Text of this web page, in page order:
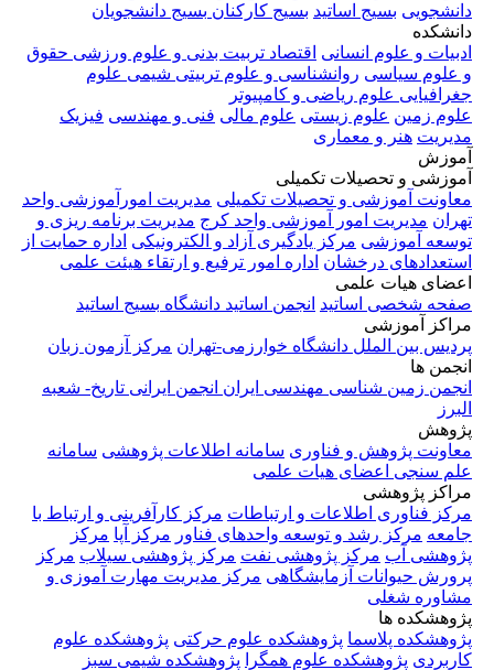
دانشجویی بسیج اساتید بسیج کارکنان بسیج دانشجویان
دانشکده
ادبیات و علوم انسانی اقتصاد تربیت بدنی و علوم ورزشی حقوق
و علوم سیاسی روانشناسی و علوم تربیتی شیمی علوم
جغرافیایی علوم ریاضی و کامپیوتر
علوم زمین علوم زیستی علوم مالی فنی و مهندسی فیزیک
مدیریت هنر و معماری
آموزش
آموزشی و تحصیلات تکمیلی
معاونت آموزشی و تحصیلات تکمیلی مدیریت امورآموزشی واحد
تهران مدیریت امور آموزشی واحد کرج مدیریت برنامه ریزی و
توسعه آموزشی مرکز یادگیری آزاد و الکترونیکی اداره حمایت از
استعدادهای درخشان اداره امور ترفیع و ارتقاء هیئت علمی
اعضای هیات علمی
صفحه شخصی اساتید انجمن اساتید دانشگاه بسیج اساتید
مراکز آموزشی
پردیس بین الملل دانشگاه خوارزمی-تهران مرکز آزمون زبان
انجمن ها
انجمن زمین شناسی مهندسی ایران انجمن ایرانی تاریخ- شعبه
البرز
پژوهش
معاونت پژوهش و فناوری سامانه اطلاعات پژوهشی سامانه
علم سنجی اعضای هیات علمی
مراکز پژوهشی
مرکز فناوری اطلاعات و ارتباطات مرکز کارآفرینی و ارتباط با
جامعه مرکز رشد و توسعه واحدهای فناور مرکز آپا مرکز
پژوهشی آب مرکز پژوهشی نفت مرکز پژوهشی سیلاب مرکز
پرورش حیوانات آزمایشگاهی مرکز مدیریت مهارت آموزی و
مشاوره شغلی
پژوهشکده ها
پژوهشکده پلاسما پژوهشکده علوم حرکتی پژوهشکده علوم
کاربردی پژوهشکده علوم همگرا
پژوهشکده شیمی سبز